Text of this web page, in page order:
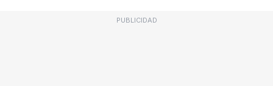
PUBLICIDAD